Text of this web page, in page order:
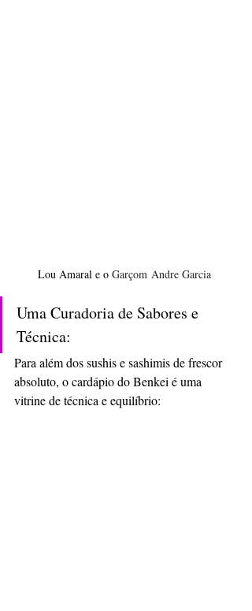
Lou Amaral e o Garçom Andre Garcia
Uma Curadoria de Sabores e
Técnica:
Para além dos sushis e sashimis de frescor
absoluto, o cardápio do Benkei é uma
vitrine de técnica e equilíbrio: